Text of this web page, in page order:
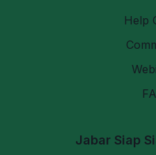
Help
Jabar Siap